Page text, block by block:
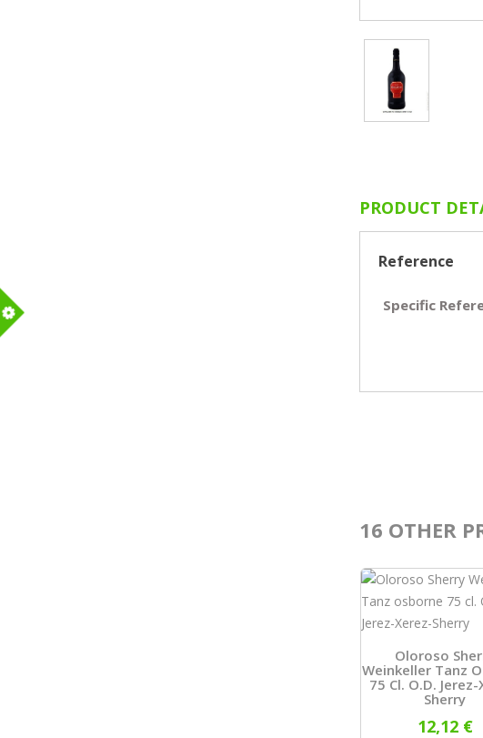
PRODUCT
Reference
Specific
16 OTHER
Oloroso
Weinkeller Tanz
75 Cl. O.D.
Sherry
12,12 €